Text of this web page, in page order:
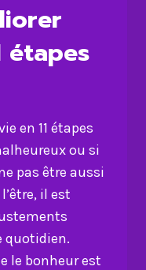
étapes
en 11 étapes
ou si
pas être aussi
il est
quotidien.
le bonheur est